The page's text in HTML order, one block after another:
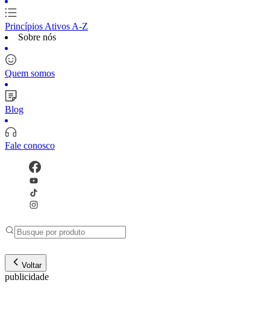
Princípios Ativos A-Z
Sobre nós
Quem somos
Blog
Fale conosco
Voltar
publicidade